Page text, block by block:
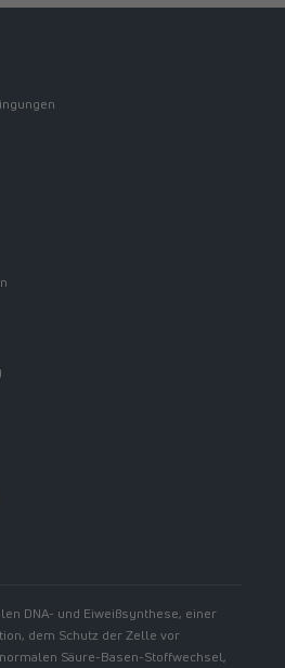
www.linkedin.com/showcase/
DNA- und Eiweißsynthese, einer
dem Schutz der Zelle vor
Säure-Basen-Stoffwechsel,